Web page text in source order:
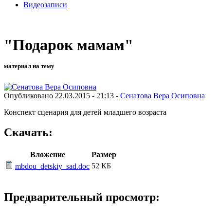
Видеозаписи
"Подарок мамам"
материал на тему
Опубликовано 22.03.2015 - 21:13 - Сенатова Вера Осиповна
Конспект сценария для детей младшего возраста
Скачать:
Вложение
Размер
mbdou_detskiy_sad.doc 52 КБ
Предварительный просмотр: